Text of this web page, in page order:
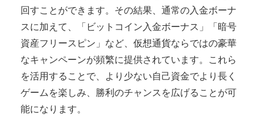
回すことができます。その結果、通常の入金ボーナ
スに加えて、「ビットコイン入金ボーナス」「暗号
資産フリースピン」など、仮想通貨ならではの豪華
なキャンペーンが頻繁に提供されています。これら
を活用することで、より少ない自己資金でより長く
ゲームを楽しみ、勝利のチャンスを広げることが可
能になります。